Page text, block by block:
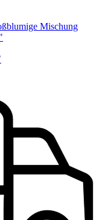
Mischung